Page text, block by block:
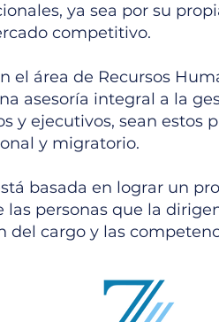
ya sea por su
competitivo.
el área de Recursos
asesoría integral a la
y ejecutivos, sean estos
y migratorio.
basada en lograr un
las personas que la
cargo y las